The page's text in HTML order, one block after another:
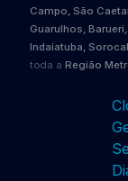
Campo, São
Guarulhos,
Indaiatuba,
toda a Região